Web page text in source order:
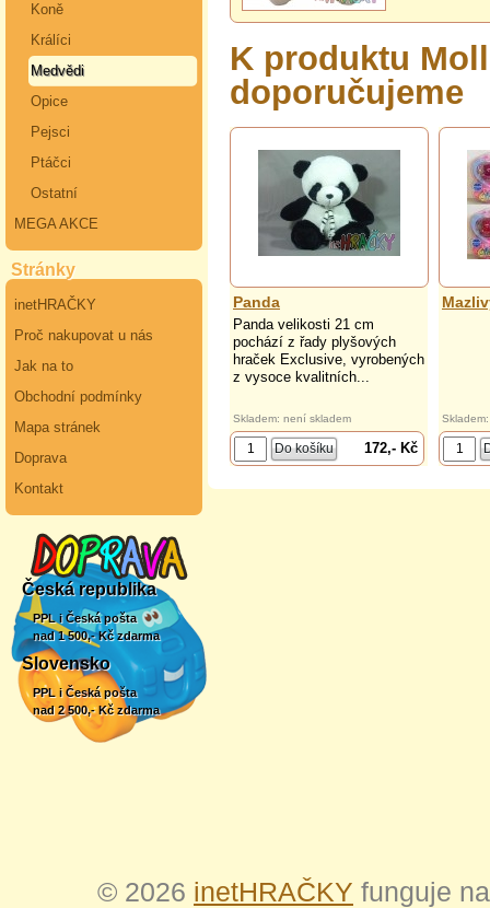
Koně
Králíci
Medvědi
Opice
Pejsci
Ptáčci
Ostatní
MEGA AKCE
Stránky
inetHRAČKY
Proč nakupovat u nás
Jak na to
Obchodní podmínky
Mapa stránek
Doprava
Kontakt
Česká republika
PPL i Česká pošta
nad 1 500,- Kč zdarma
Slovensko
PPL i Česká pošta
nad 2 500,- Kč zdarma
K produktu
doporučujeme
Panda
Panda velikosti 21 cm
pochází z řady plyšových
hraček Exclusive, vyrobených
z vysoce kvalitních...
Skladem: není skladem
172,- Kč
© 2026 inetHRAČKY funguje